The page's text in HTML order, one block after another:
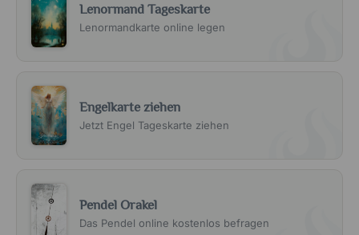
Lenormand Tageskarte
Lenormandkarte online legen
Engelkarte ziehen
Jetzt Engel Tageskarte ziehen
Pendel Orakel
Das Pendel online kostenlos befragen